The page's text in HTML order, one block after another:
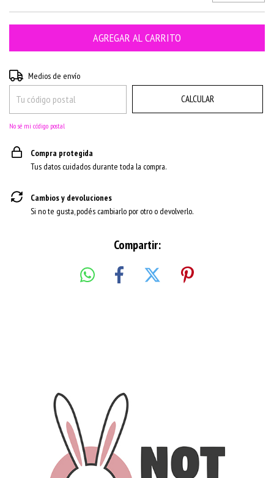
Entregas para el CP:
Medios de envío
CALCULAR
No sé mi código postal
Compra protegida
Tus datos cuidados durante toda la compra.
Cambios y devoluciones
Si no te gusta, podés cambiarlo por otro o devolverlo.
Compartir: